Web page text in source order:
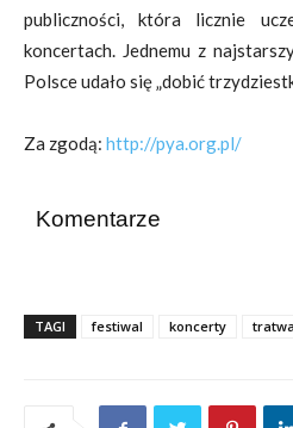
publiczności, która licznie
koncertach. Jednemu z
Polsce udało się „dobić
Za zgodą: http://pya.org.pl/
Komentarze
TAGI festiwal koncerty tratwa